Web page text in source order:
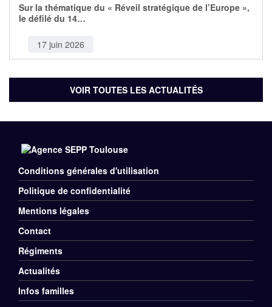
Sur la thématique du « Réveil stratégique de l’Europe »,
le défilé du 14…
17 juin 2026
VOIR TOUTES LES ACTUALITÉS
Menu
Rubriques
Pied
de
page
Conditions générales d'utilisation
Politique de confidentialité
Mentions légales
Contact
Menu
Divers
Régiments
Actualités
Infos familles